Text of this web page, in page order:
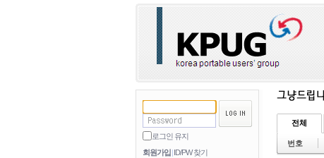
전체
번호
로그인 유지
회원가입 ID/PW 찾기